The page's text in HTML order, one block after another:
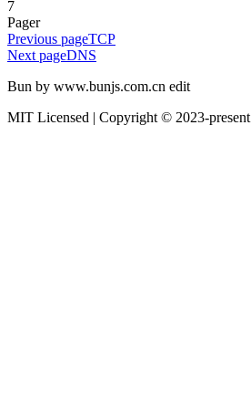
7
Pager
Previous pageTCP
Next pageDNS
Bun by www.bunjs.com.cn edit
MIT Licensed | Copyright © 2023-present